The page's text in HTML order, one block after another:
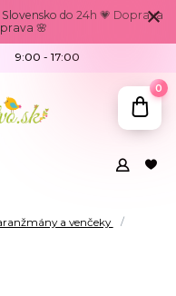
do 24h 💗 Doprava
🌸
9:00 - 17:00
0
a venčeky